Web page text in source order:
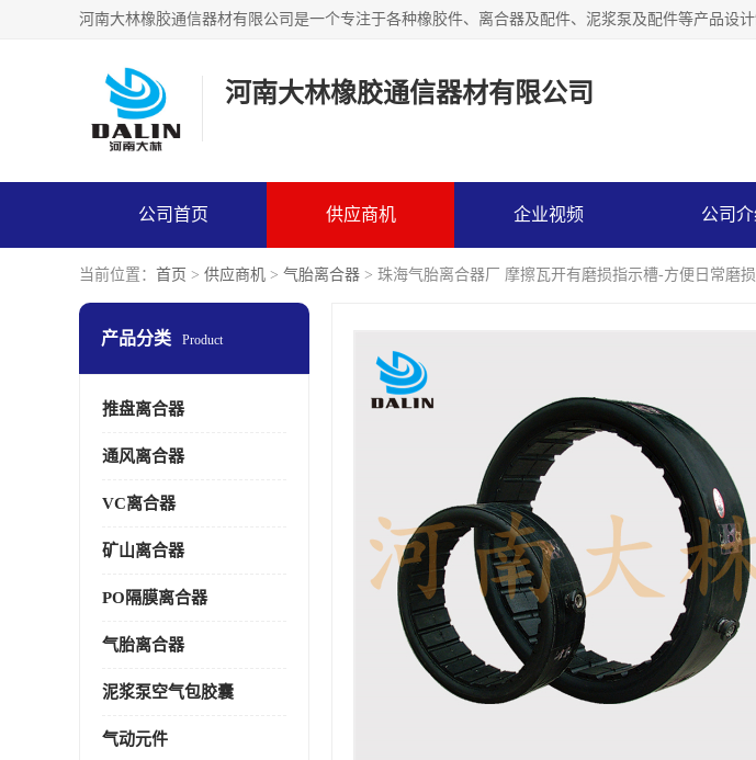
河南大林橡胶通信器材有限公司
公司首页 供应商机 企业视频 公司
当前位置： 首页 > 供应商机 > 气胎离合器 > 珠海气胎离合器厂 摩擦瓦开有磨损指示槽-方便日常磨
产品分类 Product
推盘离合器
通风离合器
VC离合器
矿山离合器
PO隔膜离合器
气胎离合器
泥浆泵空气包胶囊
气动元件